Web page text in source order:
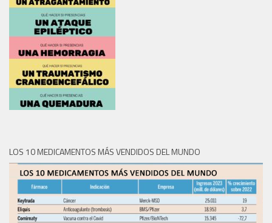
LOS 10 MEDICAMENTOS MÁS VENDIDOS DEL MUNDO